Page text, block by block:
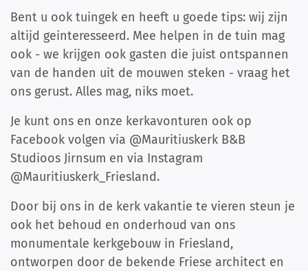
Bent u ook tuingek en heeft u goede tips: wij zijn
altijd geinteresseerd. Mee helpen in de tuin mag
ook - we krijgen ook gasten die juist ontspannen
van de handen uit de mouwen steken - vraag het
ons gerust. Alles mag, niks moet.
Je kunt ons en onze kerkavonturen ook op
Facebook volgen via @Mauritiuskerk B&B
Studioos Jirnsum en via Instagram
@Mauritiuskerk_Friesland.
Door bij ons in de kerk vakantie te vieren steun je
ook het behoud en onderhoud van ons
monumentale kerkgebouw in Friesland,
ontworpen door de bekende Friese architect en